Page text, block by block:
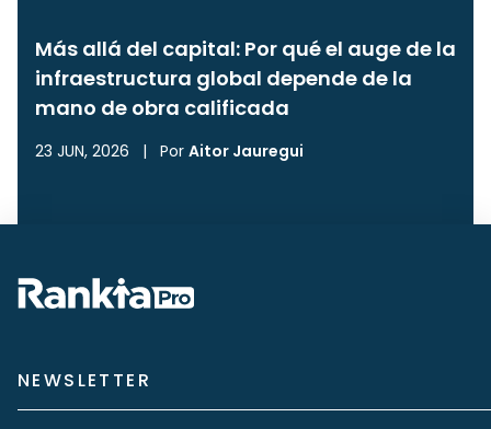
Más allá del capital: Por qué el auge de la
infraestructura global depende de la
mano de obra calificada
23 JUN, 2026 | Por Aitor Jauregui
NEWSLETTER